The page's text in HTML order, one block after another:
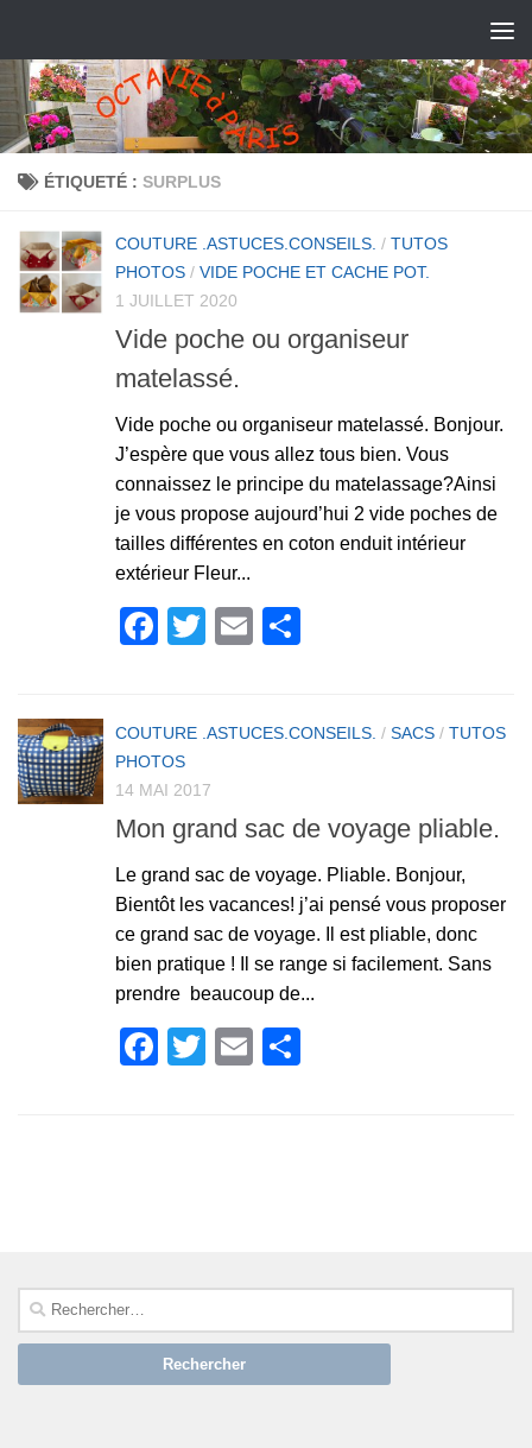
ÉTIQUETÉ : SURPLUS
COUTURE .ASTUCES.CONSEILS. / TUTOS
PHOTOS / VIDE POCHE ET CACHE POT.
1 JUILLET 2020
Vide poche ou organiseur
matelassé.
Vide poche ou organiseur matelassé. Bonjour.
J’espère que vous allez tous bien. Vous
connaissez le principe du matelassage?Ainsi
je vous propose aujourd’hui 2 vide poches de
tailles différentes en coton enduit intérieur
extérieur Fleur...
Facebook
TwitterEmail
COUTURE .ASTUCES.CONSEILS. / SACS / TUTOS
PHOTOS
14 MAI 2017
Mon grand sac de voyage pliable.
Le grand sac de voyage. Pliable. Bonjour,
Bientôt les vacances! j’ai pensé vous proposer
ce grand sac de voyage. Il est pliable, donc
bien pratique ! Il se range si facilement. Sans
prendre beaucoup de...
Facebook
TwitterEmail
Rechercher :